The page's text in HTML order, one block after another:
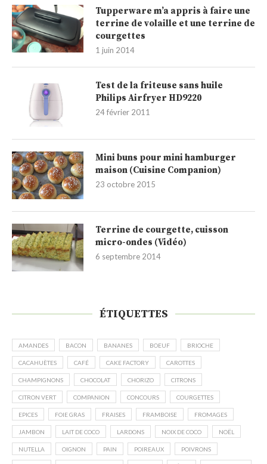
Tupperware m’a appris à faire une
terrine de volaille et une terrine de
courgettes
1 juin 2014
Test de la friteuse sans huile
Philips Airfryer HD9220
24 février 2011
Mini buns pour mini hamburger
maison (Cuisine Companion)
23 octobre 2015
Terrine de courgette, cuisson
micro-ondes (Vidéo)
6 septembre 2014
ÉTIQUETTES
AMANDES BACON BANANES BOEUF BRIOCHE
CACAHUÈTES CAFÉ CAKE FACTORY CAROTTES
CHAMPIGNONS CHOCOLAT CHORIZO CITRONS
CITRON VERT COMPANION CONCOURS COURGETTES
EPICES FOIE GRAS FRAISES FRAMBOISE FROMAGES
JAMBON LAIT DE COCO LARDONS NOIX DE COCO NOËL
NUTELLA OIGNON PAIN POIREAUX POIVRONS